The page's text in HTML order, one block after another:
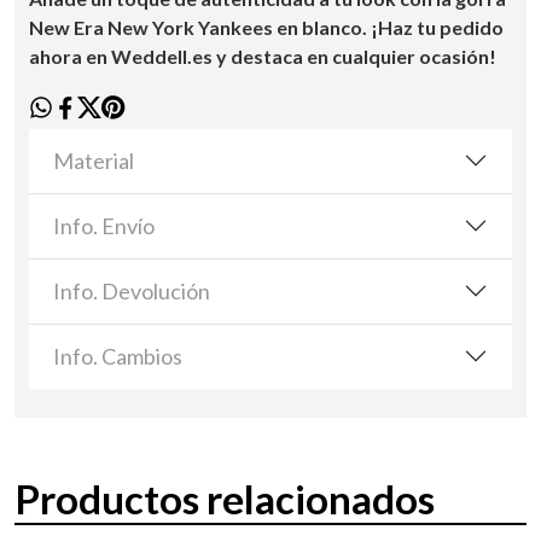
New Era New York Yankees en blanco. ¡Haz tu pedido
ahora en Weddell.es y destaca en cualquier ocasión!
Material
Info. Envío
Info. Devolución
Info. Cambios
Productos relacionados